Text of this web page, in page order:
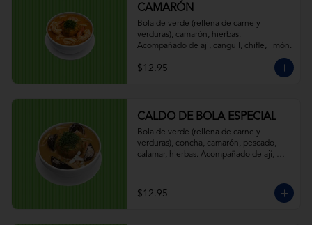
CAMARÓN
Bola de verde (rellena de carne y
verduras), camarón, hierbas.
Acompañado de ají, canguil, chifle, limón.
$12.95
CALDO DE BOLA ESPECIAL
Bola de verde (rellena de carne y
verduras), concha, camarón, pescado,
calamar, hierbas. Acompañado de ají,
$12.95